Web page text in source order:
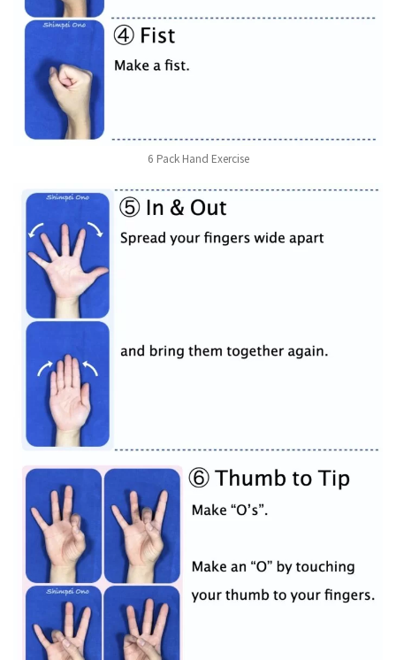
6 Pack Hand Exercise